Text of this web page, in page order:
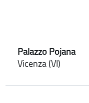
Palazzo Pojana
Vicenza (VI)